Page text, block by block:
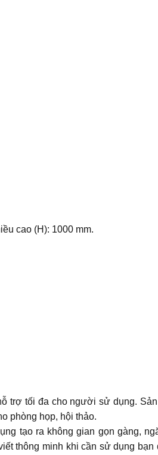
cao (H): 1000 mm.
trợ tối đa cho người sử dụng.
phòng họp, hội thảo.
tạo ra không gian gọn gàng,
thông minh khi cần sử dụng